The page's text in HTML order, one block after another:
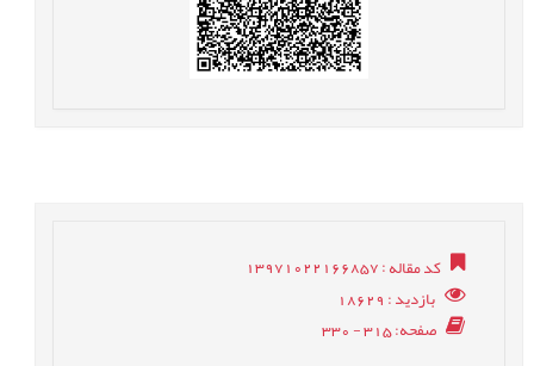
کد مقاله: 13971022166857
بازدید: 18629
صفحه: 315 - 330